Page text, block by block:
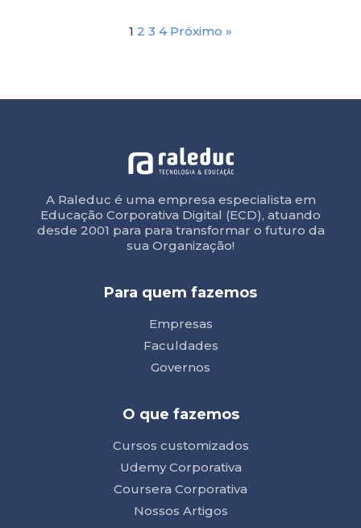
1 2 3 4 Próximo »
A Raleduc é uma empresa especialista em
Educação Corporativa Digital (ECD), atuando
desde 2001 para para transformar o futuro da
sua Organização!
Para quem fazemos
Empresas
Faculdades
Governos
O que fazemos
Cursos customizados
Udemy Corporativa
Coursera Corporativa
Nossos Artigos